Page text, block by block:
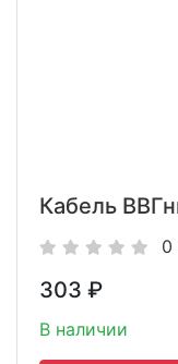
Кабель
0
303 ₽
В наличии